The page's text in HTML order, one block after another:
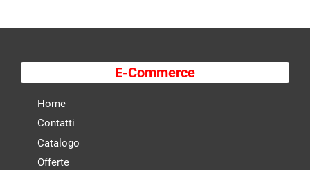
E-Commerce
Home
Contatti
Catalogo
Offerte